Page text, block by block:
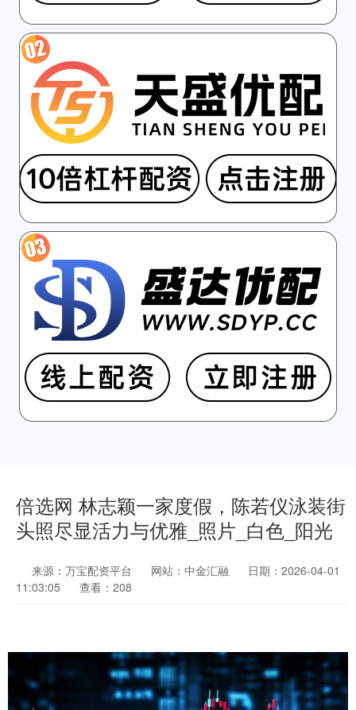
倍选网 林志颖一家度假，陈若仪泳装街
头照尽显活力与优雅_照片_白色_阳光
来源：万宝配资平台 网站：中金汇融
日期：2026-04-01
11:03:05
查看：208